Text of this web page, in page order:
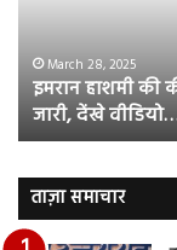
का
ऑफिशियल
टीजर
जारी,
वीडियो…
March 28, 2025
इमरान हाशमी की
जारी, देंखे वीडियो…
ताज़ा समाचार